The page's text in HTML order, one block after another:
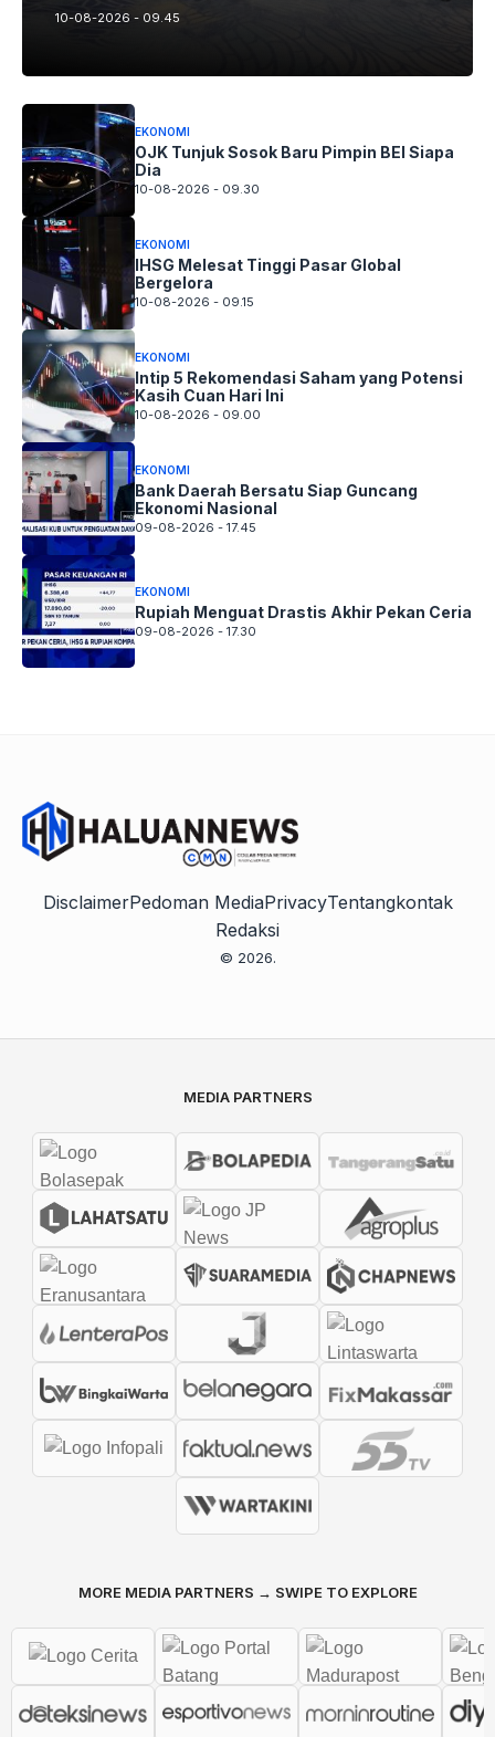
10-08-2026 - 09.45
EKONOMI
OJK Tunjuk Sosok Baru Pimpin BEI Siapa
Dia
10-08-2026 - 09.30
EKONOMI
IHSG Melesat Tinggi Pasar Global
Bergelora
10-08-2026 - 09.15
EKONOMI
Intip 5 Rekomendasi Saham yang Potensi
Kasih Cuan Hari Ini
10-08-2026 - 09.00
EKONOMI
Bank Daerah Bersatu Siap Guncang
Ekonomi Nasional
09-08-2026 - 17.45
EKONOMI
Rupiah Menguat Drastis Akhir Pekan Ceria
09-08-2026 - 17.30
DisclaimerPedoman MediaPrivacyTentangkontak
Redaksi
© 2026.
MEDIA PARTNERS
MORE MEDIA PARTNERS → SWIPE TO EXPLORE